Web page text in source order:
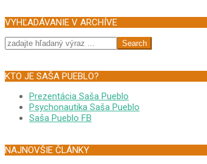
VYHĽADÁVANIE V ARCHÍVE
Search
KTO JE SAŠA PUEBLO?
Prezentácia Saša Pueblo
Psychonautika Saša Pueblo
Saša Pueblo FB
NAJNOVŠIE ČLÁNKY